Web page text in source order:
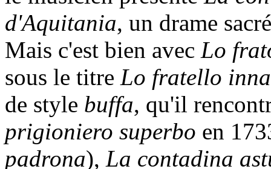
d'Aquitania, un drame
Mais c'est bien avec Lo
sous le titre Lo fratello
de style buffa, qu'il
prigioniero superbo en
padrona), La contadina